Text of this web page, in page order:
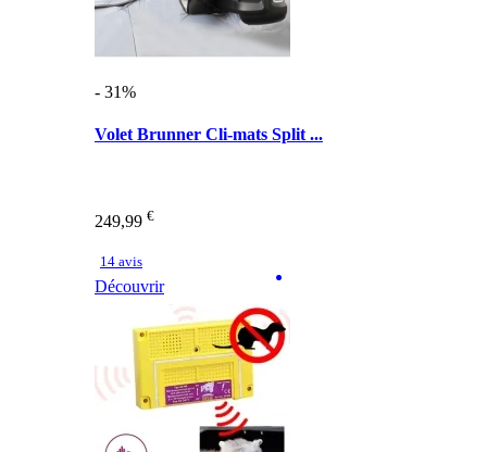
- 31%
Volet Brunner Cli-mats Split ...
249,99 €
14 avis
Découvrir